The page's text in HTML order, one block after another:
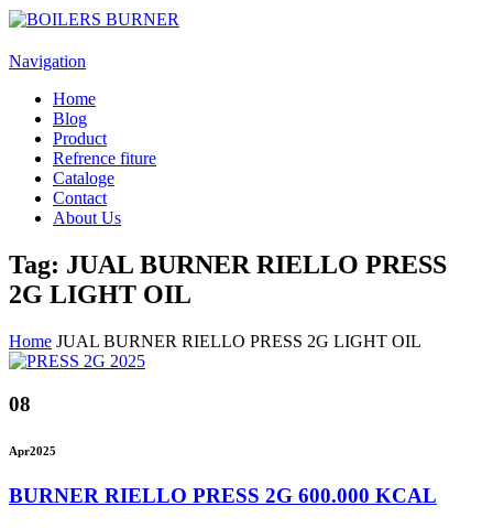
Navigation
Home
Blog
Product
Refrence fiture
Cataloge
Contact
About Us
Tag: JUAL BURNER RIELLO PRESS
2G LIGHT OIL
Home JUAL BURNER RIELLO PRESS 2G LIGHT OIL
08
Apr2025
BURNER RIELLO PRESS 2G 600.000 KCAL